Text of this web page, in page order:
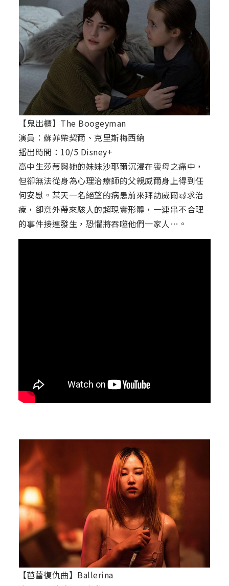
【鬼出櫃】The Boogeyman
演員：蘇菲柴契爾、克里斯梅西納
播出時間：10/5 Disney+
高中生莎蒂與她的妹妹沙耶爾沉浸在喪母之痛中，
但卻無法從身為心理治療師的父親威爾身上得到任
何安慰。某天一名絕望的病患前來拜訪威爾尋求治
療，卻意外帶來駭人的超現實形體，一連串不合理
的事件接連發生，恐懼將吞噬他們一家人…。
【芭蕾復仇曲】Ballerina